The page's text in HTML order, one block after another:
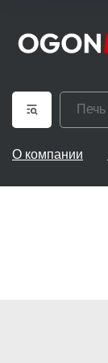
О компании